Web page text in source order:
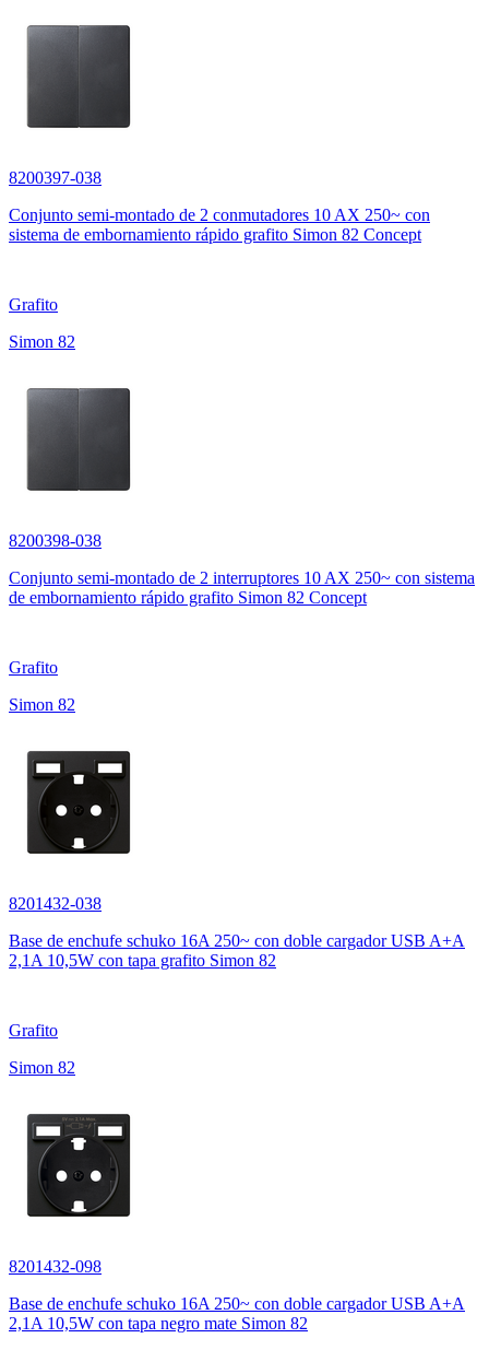
8200397-038
Conjunto semi-montado de 2 conmutadores 10 AX 250~ con
sistema de embornamiento rápido grafito Simon 82 Concept
Grafito
Simon 82
8200398-038
Conjunto semi-montado de 2 interruptores 10 AX 250~ con sistema
de embornamiento rápido grafito Simon 82 Concept
Grafito
Simon 82
8201432-038
Base de enchufe schuko 16A 250~ con doble cargador USB A+A
2,1A 10,5W con tapa grafito Simon 82
Grafito
Simon 82
8201432-098
Base de enchufe schuko 16A 250~ con doble cargador USB A+A
2,1A 10,5W con tapa negro mate Simon 82